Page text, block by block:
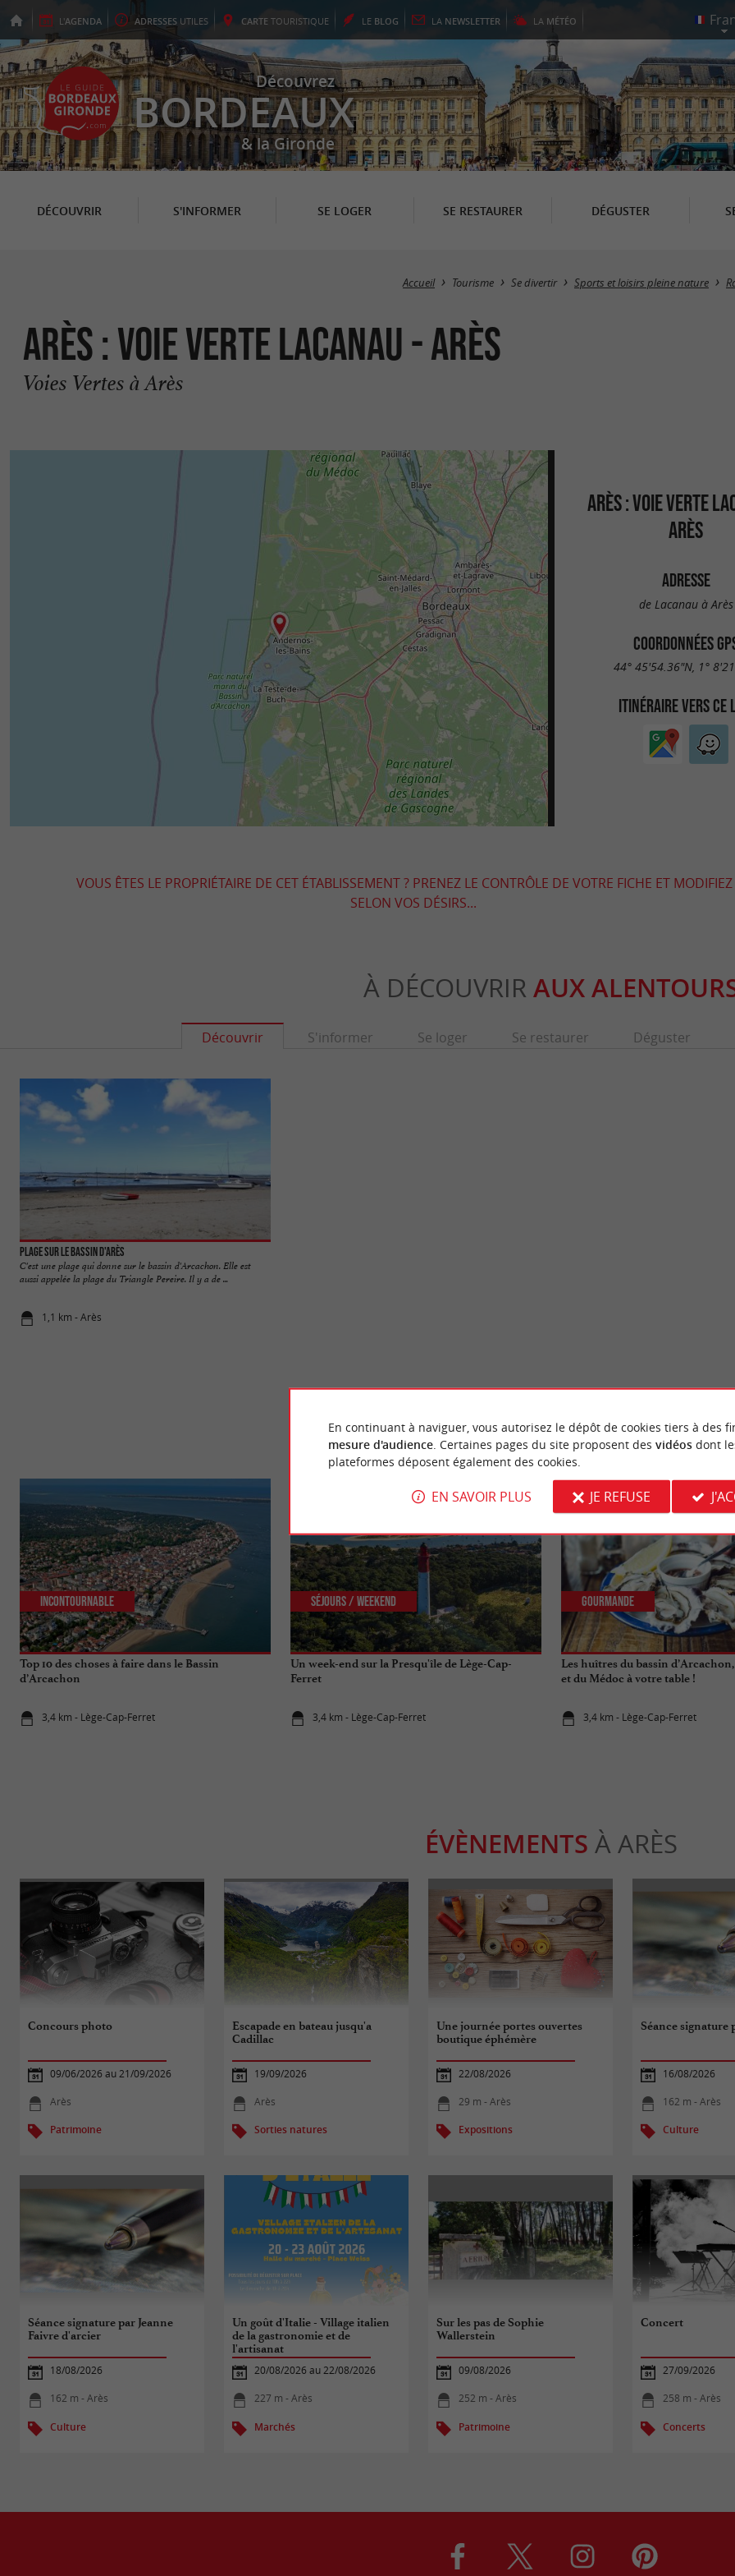
L'AGENDA ADRESSES UTILES CARTE TOURISTIQUE LE BLOG LA NEWSLETTER LA MÉTÉO
Découvrez
BORDEAUX
& la Gironde
DÉCOUVRIR S'INFORMER SE LOGER SE RESTAURER DÉGUSTER
Accueil Tourisme Se divertir Sports et loisirs pleine nature
Arès : Voie Verte Lacanau - Arès
Voies Vertes à Arès
ARÈS : VOIE VERTE
ARÈS
ADRESSE
de Lacanau à Arès
COORDONNÉES
44° 45'54.36"N, 1°
ITINÉRAIRE VERS CE
VOUS ÊTES LE PROPRIÉTAIRE DE CET ÉTABLISSEMENT ? PRENEZ LE CONTRÔLE DE VOTRE FICHE ET
SELON VOS DÉSIRS...
À DÉCOUVRIR AUX
Découvrir S'informer Se loger Se restaurer Déguster
Plage sur le bassin d'Arès
C'est une plage qui donne sur le bassin d'Arcachon. Elle est
aussi appelée la plage du Triangle Pereire. Il y a de ...
1,1 km - Arès
NOUS AVONS TESTÉPOUR
Top 10 des choses à faire dans le Bassin
d’Arcachon
3,4 km - Lège-Cap-Ferret
Incontournable
Un week-end sur la Presqu'île de Lège-Cap-
Ferret
3,4 km - Lège-Cap-Ferret
Séjours / Weekend
Les huîtres du bassin
et du Médoc à votre table !
3,4 km - Lège-Cap-Ferret
Gourmande
ÉVÈNEMENTS À ARÈS
Concours photo
09/06/2026 au 21/09/2026
Arès
Patrimoine
Escapade en bateau jusqu'a
Cadillac
19/09/2026
Arès
Sorties natures
Une journée portes ouvertes
boutique éphémère
22/08/2026
29 m - Arès
Expositions
Séance signature
16/08/2026
162 m - Arès
Culture
Séance signature par Jeanne
Faivre d'arcier
18/08/2026
162 m - Arès
Culture
Un goût d'Italie - Village italien
de la gastronomie et de
l'artisanat
20/08/2026 au 22/08/2026
227 m - Arès
Marchés
Sur les pas de Sophie
Wallerstein
09/08/2026
252 m - Arès
Patrimoine
Concert
27/09/2026
258 m - Arès
Concerts
En continuant à naviguer, vous autorisez le dépôt de cookies tiers à des
mesure d'audience. Certaines pages du site proposent des vidéosdont
plateformes déposent également des cookies.
EN SAVOIR PLUS JE REFUSE